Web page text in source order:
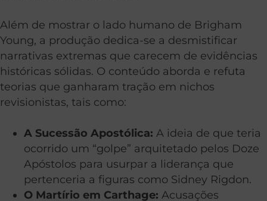
Além de mostrar o lado humano de Brigham
Young, a produção dedica-se a desmistificar
narrativas extremas que carecem de evidências
históricas sólidas. O conteúdo aborda e refuta
teorias que ganharam tração em nichos
revisionistas, tais como:
A Sucessão Apostólica: A ideia de que teria
ocorrido um “golpe” arquitetado pelos Doze
Apóstolos para usurpar a liderança que
pertenceria a figuras como Sidney Rigdon.
O Martírio em Carthage: Acusações